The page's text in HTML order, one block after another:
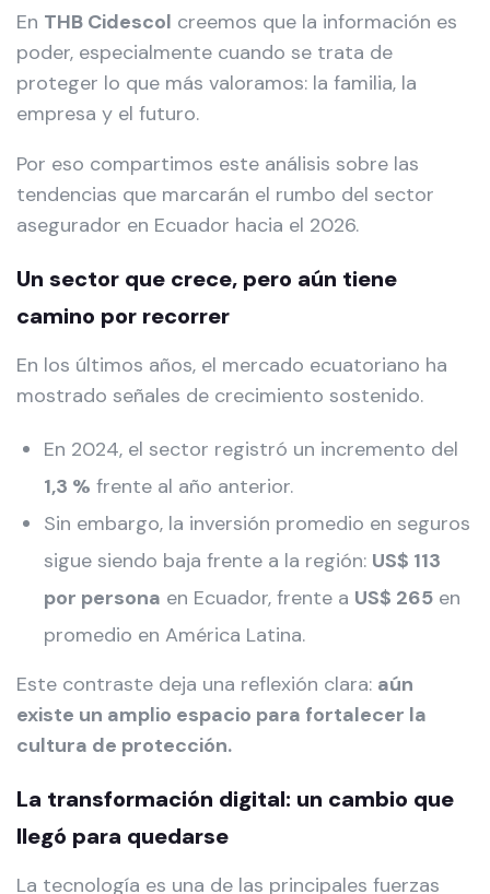
En THB Cidescol creemos que la información es
poder, especialmente cuando se trata de
proteger lo que más valoramos: la familia, la
empresa y el futuro.
Por eso compartimos este análisis sobre las
tendencias que marcarán el rumbo del sector
asegurador en Ecuador hacia el 2026.
Un sector que crece, pero aún tiene
camino por recorrer
En los últimos años, el mercado ecuatoriano ha
mostrado señales de crecimiento sostenido.
En 2024, el sector registró un incremento del
1,3 % frente al año anterior.
Sin embargo, la inversión promedio en seguros
sigue siendo baja frente a la región: US$ 113
por persona en Ecuador, frente a US$ 265 en
promedio en América Latina.
Este contraste deja una reflexión clara: aún
existe un amplio espacio para fortalecer la
cultura de protección.
La transformación digital: un cambio que
llegó para quedarse
La tecnología es una de las principales fuerzas